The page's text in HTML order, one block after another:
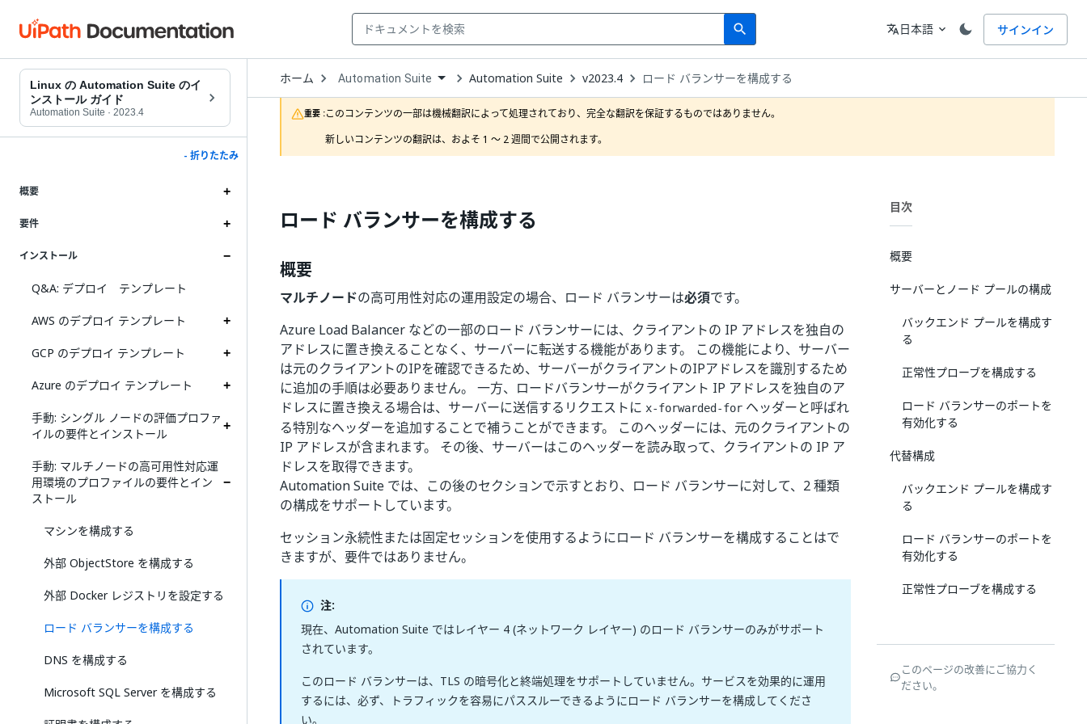
search
Search 言語
translate日本語 expand_more サインイン
Linux の Automation Suite のイ
ンストール ガイド
Automation Suite · 2023.4
- 折りたたみ
概要
要件
インストール
Q&A: デプロイ テンプレート
AWS のデプロイ テンプレート
GCP のデプロイ テンプレート
Azure のデプロイ テンプレート
手動: シングル ノードの評価プロファ
イルの要件とインストール
手動: マルチノードの高可用性対応運
用環境のプロファイルの要件とイン
ストール
マシンを構成する
外部 ObjectStore を構成する
外部 Docker レジストリを設定する
ロード バランサーを構成する
DNS を構成する
Microsoft SQL Server を構成する
ホーム Open
Dropdown
to
choose
product
Automation Suite Automation Suite v2023.4 ロード バランサーを構成する
重要 :このコンテンツの一部は機械翻訳によって処理されており、完全な翻訳を保証するものではありません。
新しいコンテンツの翻訳は、およそ 1 ～ 2 週間で公開されます。
ロード バランサーを構成する
概要
マルチノードの高可用性対応の運用設定の場合、ロード バランサーは必須です。
Azure Load Balancer などの一部のロード バランサーには、クライアントの IP アドレスを独自の
アドレスに置き換えることなく、サーバーに転送する機能があります。 この機能により、サーバー
は元のクライアントのIPを確認できるため、サーバーがクライアントのIPアドレスを識別するため
に追加の手順は必要ありません。 一方、ロードバランサーがクライアント IP アドレスを独自のア
ドレスに置き換える場合は、サーバーに送信するリクエストに x-forwarded-for ヘッダーと呼ばれ
る特別なヘッダーを追加することで補うことができます。 このヘッダーには、元のクライアントの
IP アドレスが含まれます。 その後、サーバーはこのヘッダーを読み取って、クライアントの IP ア
ドレスを取得できます。
Automation Suite では、この後のセクションで示すとおり、ロード バランサーに対して、2 種類
の構成をサポートしています。
セッション永続性または固定セッションを使用するようにロード バランサーを構成することはで
きますが、要件ではありません。
注:
現在、Automation Suite ではレイヤー 4 (ネットワーク レイヤー) のロード バランサーのみがサポート
されています。
このロード バランサーは、TLS の暗号化と終端処理をサポートしていません。サービスを効果的に運用
するには、必ず、トラフィックを容易にパススルーできるようにロード バランサーを構成してくださ
い。
目次
概要
サーバーとノード プールの構成
バックエンド プールを構成す
る
正常性プローブを構成する
ロード バランサーのポートを
有効化する
代替構成
バックエンド プールを構成す
る
ロード バランサーのポートを
有効化する
正常性プローブを構成する
このページの改善にご協力く
ださい。